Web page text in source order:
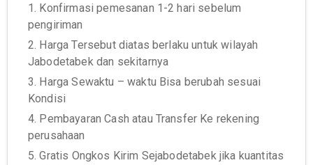
1. Konfirmasi pemesanan 1-2 hari sebelum
pengiriman
2. Harga Tersebut diatas berlaku untuk wilayah
Jabodetabek dan sekitarnya
3. Harga Sewaktu – waktu Bisa berubah sesuai
Kondisi
4. Pembayaran Cash atau Transfer Ke rekening
perusahaan
5. Gratis Ongkos Kirim Sejabodetabek jika kuantitas